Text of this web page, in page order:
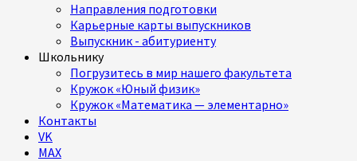
Направления подготовки
Карьерные карты выпускников
Выпускник - абитуриенту
Школьнику
Погрузитесь в мир нашего факультета
Кружок «Юный физик»
Кружок «Математика — элементарно»
Контакты
VK
MAX